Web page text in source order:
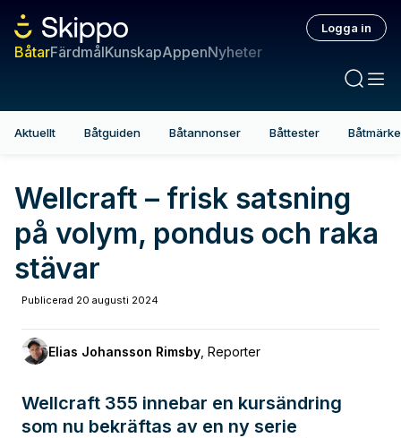
BåtarFärdmålKunskapAppenNyheter
Logga in
Aktuellt Båtguiden Båtannonser Båttester
Wellcraft – frisk satsning
på volym, pondus och raka
stävar
Publicerad 20 augusti 2024
Elias Johansson Rimsby Reporter
Wellcraft 355 innebar en kursändring
som nu bekräftas av en ny serie